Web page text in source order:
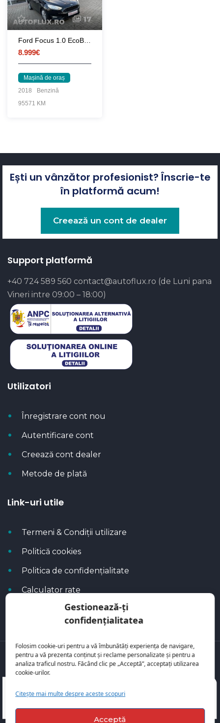
Gestionează-ți
confidențialitatea
Folosim cookie-uri pentru a vă îmbunătăți experiența de navigare,
pentru a vă prezenta conținut și reclame personalizate și pentru a
analiza traficul nostru. Făcând clic pe „Acceptă”, acceptați utilizarea
cookie-urilor.
Citește mai multe despre aceste scopuri
Acceptă
17
Ford Focus 1.0 EcoBoost Titanium Business
8.999€
Mașină de oraș
2018
Benzină
95571 KM
Ești un vânzător profesionist? Înscrie-te
în platformă acum!
Creează un cont de dealer
Support platformă
+40 724 589 560 contact@autoflux.ro (de Luni pana
Vineri intre 09:00 – 18:00)
Utilizatori
Înregistrare cont nou
Autentificare cont
Creează cont dealer
Metode de plată
Link-uri utile
Termeni & Condiții utilizare
Politică cookies
Politica de confidențialitate
Calculator rate
Blog Autoflux
Toate mașinile se regăsesc peAutoFlux